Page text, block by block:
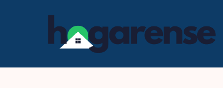
contenido